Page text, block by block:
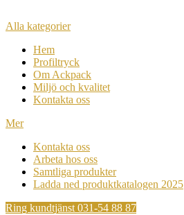
Alla kategorier
Hem
Profiltryck
Om Ackpack
Miljö och kvalitet
Kontakta oss
Mer
Kontakta oss
Arbeta hos oss
Samtliga produkter
Ladda ned produktkatalogen 2025
Ring kundtjänst 031-54 88 87